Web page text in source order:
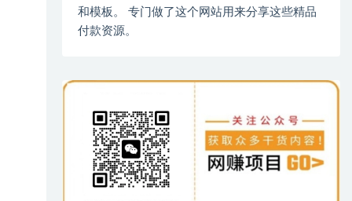
和模板。 专门做了这个网站用来分享这些精品
付款资源。